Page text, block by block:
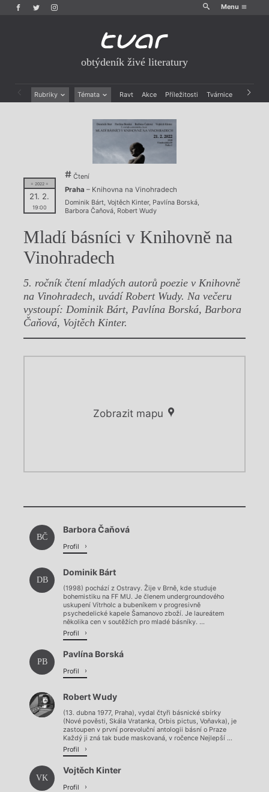
Menu
obtýdeník živé literatury
Rubriky Témata Ravt Akce Příležitosti Tvárnice Archiv
Rozhovory
Historie kolonialismu
Dokument
Výroční ceny
= 2022 =
21. 2.
19:00
Čtení
Praha – Knihovna na Vinohradech
Dominik Bárt, Vojtěch Kinter, Pavlína Borská,
Barbora Čaňová, Robert Wudy
Mladí básníci v Knihovně na
Vinohradech
5. ročník čtení mladých autorů poezie v Knihovně
na Vinohradech, uvádí Robert Wudy. Na večeru
vystoupí: Dominik Bárt, Pavlína Borská, Barbora
Čaňová, Vojtěch Kinter.
Zobrazit mapu
Načítá se.
Chviličku.
Načítá se.
BČ
Barbora Čaňová
Profil
DB
Dominik Bárt
(1998) pochází z Ostravy. Žije v Brně, kde studuje
bohemistiku na FF MU. Je členem undergroundového
uskupení Vítrholc a bubeníkem v progresivně
psychedelické kapele Šamanovo zboží. Je laureátem
několika cen v soutěžích pro mladé básníky. ...
Profil
PB
Pavlína Borská
Profil
Robert Wudy
(13. dubna 1977, Praha), vydal čtyři básnické sbírky
(Nové pověsti, Skála Vratanka, Orbis pictus, Voňavka), je
zastoupen v první porevoluční antologii básní o Praze
Každý ji zná tak bude maskovaná, v ročence Nejlepší ...
Profil
VK
Vojtěch Kinter
Profil